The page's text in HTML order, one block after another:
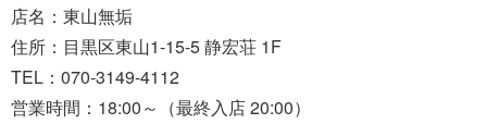
店名：東山無垢
住所：目黒区東山1-15-5 静宏荘 1F
TEL：070-3149-4112
営業時間：18:00～（最終入店 20:00）